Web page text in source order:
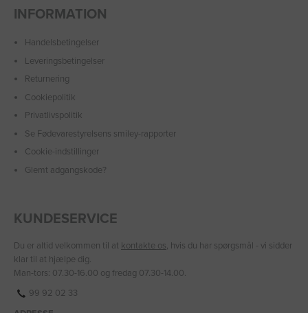
INFORMATION
Handelsbetingelser
Leveringsbetingelser
Returnering
Cookiepolitik
Privatlivspolitik
Se Fødevarestyrelsens smiley-rapporter
Cookie-indstillinger
Glemt adgangskode?
KUNDESERVICE
Du er altid velkommen til at kontakte os, hvis du har spørgsmål - vi sidder
klar til at hjælpe dig.
Man-tors: 07.30-16.00 og fredag 07.30-14.00.
99 92 02 33